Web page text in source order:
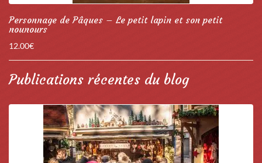
Personnage de Pâques – Le petit lapin et son petit
nounours
12.00€
Publications récentes du blog